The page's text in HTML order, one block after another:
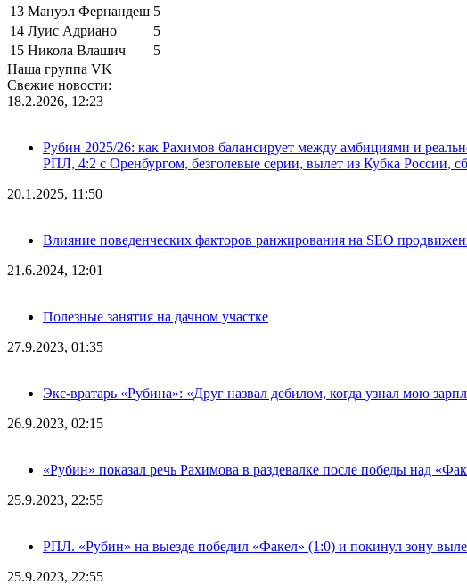
13 Мануэл Фернандеш 5
14 Луис Адриано
5
15 Никола Влашич
5
Наша группа VK
Свежие новости:
18.2.2026, 12:23
Рубин 2025/26: как Рахимов балансирует между амбициями и
РПЛ, 4:2 с Оренбургом, безголевые серии, вылет из Кубка России,
20.1.2025, 11:50
Влияние поведенческих факторов ранжирования на SEO
21.6.2024, 12:01
Полезные занятия на дачном участке
27.9.2023, 01:35
Экс-вратарь «Рубина»: «Друг назвал дебилом, когда узнал мою
26.9.2023, 02:15
«Рубин» показал речь Рахимова в раздевалке после победы над
25.9.2023, 22:55
РПЛ. «Рубин» на выезде победил «Факел» (1:0) и покинул зону
25.9.2023, 22:55